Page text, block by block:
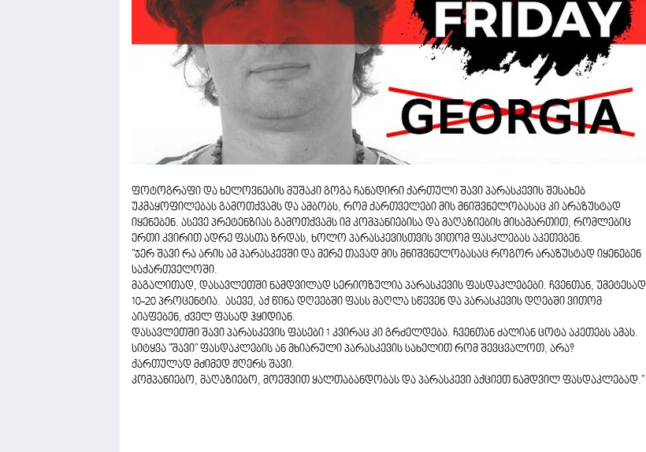
ფოტოგრაფი და ხელოვნების მუშაკი გოგა ჩანადირი ქართული შავი პარასკევის შესახებ
უკმაყოფილებას გამოთქვამს და ამბობს, რომ ქართველები მის მნიშვნელობასაც კი არაზუსტად
იყენებენ. ასევე პრეტენზიას გამოთქვამს იმ კომპანიებისა და მაღაზიების მისამართით, რომლებიც
ერთი კვირით ადრე ფასთა ზრდას, ხოლო პარასკევისთვის ვითომ ფასკლებას აკეთებენ.
"ჯერ შავი რა არის ამ პარასკევში და მერე თავად მის მნიშვნელობასაც როგორ არაზუსტად იყენებენ
საქართველოში.
მაგალითად, დასავლეთში ნამდვილად სერიოზულია პარასკევის ფასდაკლებები. ჩვენთან, უმეტესად
10-20 პროცენტია. ასევე, აქ წინა დღეებში ფასს მაღლა სწევენ და პარასკევის დღებში ვითომ
აიაფებენ, ძველ ფასად ჰყიდიან.
დასავლეთში შავი პარასკევის ფასები 1 კვირაც კი გრძელდება. ჩვენთან ძალიან ცოტა აკეთებს ამას.
სიტყვა "შავი" ფასდაკლების ან მხიარული პარასკევის სახელით რომ შევცვალოთ, არა?
ქართულად მძიმედ ჟღერს შავი.
კომპანიებო, მაღაზიებო, მოეშვით ყალთაბანდობას და პარასკევი აქციეთ ნამდვილ ფასდაკლებად."